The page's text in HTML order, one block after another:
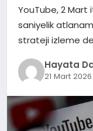
KIMDIR?
NEDIR?
OYUN
RÜYA TABIRLERI
YouTube, 2 Mart
saniyelik
strateji izleme
Hayata
21 Mart 2026